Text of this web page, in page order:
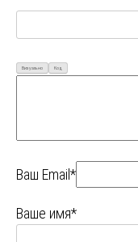
Визуально Код
Ваш Email*
Ваше имя*